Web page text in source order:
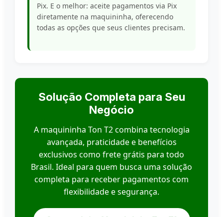
Pix. E o melhor: aceite pagamentos via Pix
diretamente na maquininha, oferecendo
todas as opções que seus clientes precisam.
Solução Completa para Seu
Negócio
A maquininha Ton T2 combina tecnologia
avançada, praticidade e benefícios
exclusivos como frete grátis para todo
Brasil. Ideal para quem busca uma solução
completa para receber pagamentos com
flexibilidade e segurança.